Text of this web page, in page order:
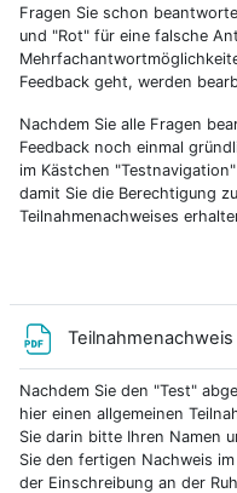
Fragen Sie schon
und "Rot" für eine falsche
Feedback geht, werden
Nachdem Sie alle Fragen
Feedback noch einmal
im Kästchen
damit Sie die Berechtigung
Teilnahmenachweises
Teilnahmenachweis
Nachdem Sie den "Test"
hier einen allgemeinen
Sie darin bitte Ihren Namen
Sie den fertigen Nachweis
der Einschreibung an der